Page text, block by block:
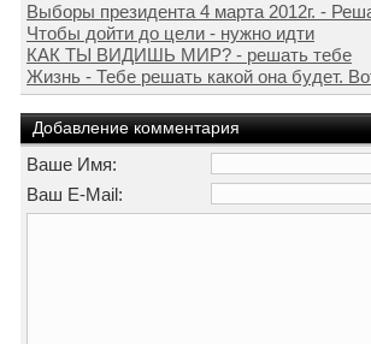
Выборы президента 4 марта 2012г. -
Чтобы дойти до цели - нужно идти
КАК ТЫ ВИДИШЬ МИР? - решать тебе
Жизнь - Тебе решать какой она будет.
Добавление комментария
Ваше Имя:
Ваш E-Mail: